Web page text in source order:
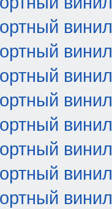
винил
винил
винил
винил
винил
винил
винил
винил